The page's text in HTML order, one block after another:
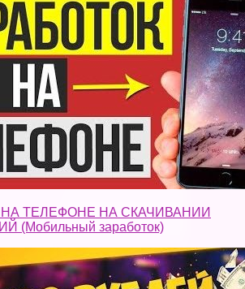
ТЕЛЕФОНЕ НА СКАЧИВАНИИ
(Мобильный заработок)